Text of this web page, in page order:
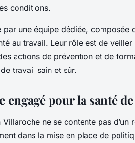
conditions.
par une équipe dédiée, composée
au travail. Leur rôle est de
actions de prévention et de
travail sain et sûr.
engagé pour la santé
ne se contente pas d’un
dans la mise en place de